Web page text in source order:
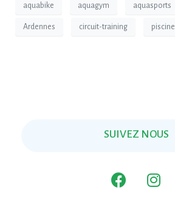
aquabike aquagym aquasports
Ardennes circuit-training piscine
SUIVEZ NOUS